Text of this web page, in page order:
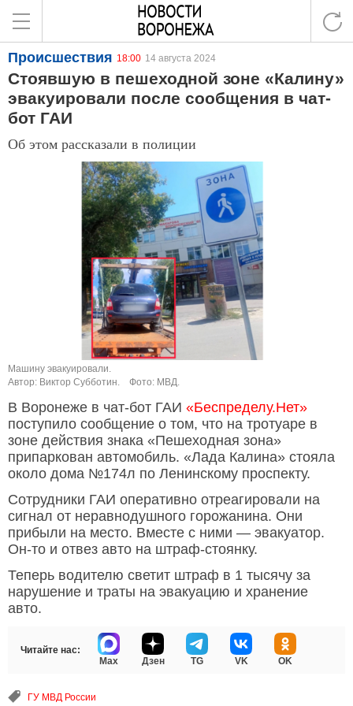
Происшествия 18:00 14 августа 2024
Стоявшую в пешеходной зоне «Калину»
эвакуировали после сообщения в чат-
бот ГАИ
Об этом рассказали в полиции
Машину эвакуировали.
Автор: Виктор Субботин.
Фото: МВД.
В Воронеже в чат-бот ГАИ «Беспределу.Нет»
поступило сообщение о том, что на тротуаре в
зоне действия знака «Пешеходная зона»
припаркован автомобиль. «Лада Калина» стояла
около дома №174л по Ленинскому проспекту.
Сотрудники ГАИ оперативно отреагировали на
сигнал от неравнодушного горожанина. Они
прибыли на место. Вместе с ними — эвакуатор.
Он-то и отвез авто на штраф-стоянку.
Теперь водителю светит штраф в 1 тысячу за
нарушение и траты на эвакуацию и хранение
авто.
Читайте нас:
Max
Дзен TG VK OK
ГУ МВД России